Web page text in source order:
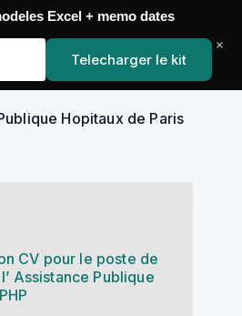
Hopitaux de Paris
CV pour le poste de
Assistance Publique
Excel + memo dates
Telecharger le kit
×